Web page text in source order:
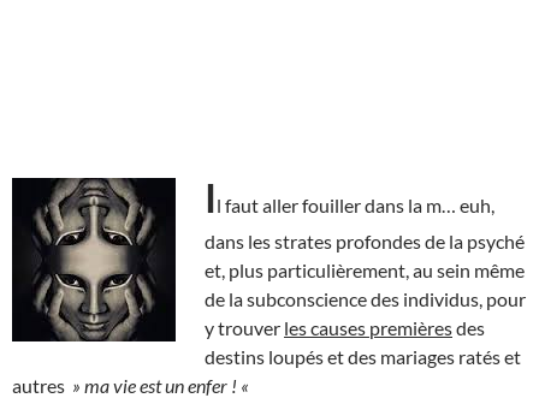
Il faut aller fouiller dans la m… euh,
dans les strates profondes de la psyché
et, plus particulièrement, au sein même
de la subconscience des individus, pour
y trouver les causes premièresdes
destins loupés et des mariages ratés et
autres » ma vie est un enfer ! «